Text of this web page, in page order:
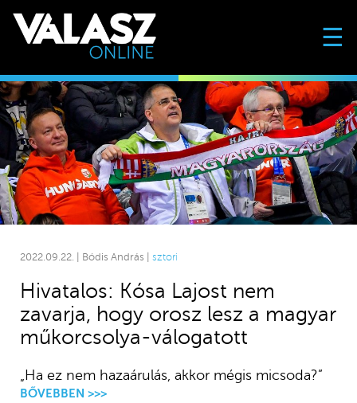
☰
2022.09.22. | Bódis András | sztori
Hivatalos: Kósa Lajost nem
zavarja, hogy orosz lesz a magyar
műkorcsolya-válogatott
„Ha ez nem hazaárulás, akkor mégis micsoda?”
BŐVEBBEN >>>